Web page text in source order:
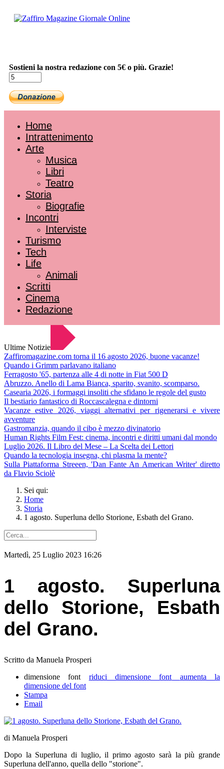
Sostieni la nostra redazione con 5€ o più. Grazie!
Home
Intrattenimento
Arte
Musica
Libri
Teatro
Storia
Biografie
Incontri
Interviste
Turismo
Tech
Life
Animali
Scritti
Cinema
Redazione
Ultime Notizie
Zaffiromagazine.com torna il 16 agosto 2026, buone vacanze!
Quando i Grimm parlavano italiano
Ferragosto '65, partenza alle 4 di notte in Fiat 500 D
Abruzzo. Anello di Lama Bianca, sparito, svanito, scomparso.
Casearia 2026, i formaggi insoliti che sfidano le regole del gusto
Il bestiario fantastico di Roccascalegna e dintorni
Vacanze estive 2026, viaggi alternativi per rigenerarsi e vivere
avventure
Gastromanzia, quando il cibo è mezzo divinatorio
Human Rights Film Fest: cinema, incontri e diritti umani dal mondo
Luglio 2026. Il Libro del Mese – La Scelta dei Lettori
Quando la tecnologia insegna, chi plasma la mente?
Sulla Piattaforma Streeen, 'Dan Fante An American Writer' diretto
da Flavio Sciolè
Sei qui:
Home
Storia
1 agosto. Superluna dello Storione, Esbath del Grano.
Martedì, 25 Luglio 2023 16:26
1 agosto. Superluna
dello Storione, Esbath
del Grano.
Scritto da Manuela Prosperi
dimensione font
riduci dimensione font
aumenta la
dimensione del font
Stampa
Email
di Manuela Prosperi
Dopo la Superluna di luglio, il primo agosto sarà la più grande
Superluna dell'anno, quella dello "storione".